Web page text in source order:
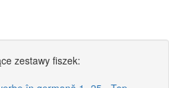
zestawy fiszek: